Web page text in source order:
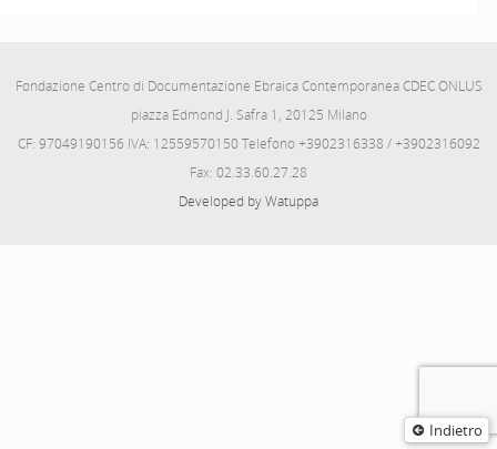
Indietro
Fondazione Centro di Documentazione Ebraica Contemporanea CDEC ONLUS
piazza Edmond J. Safra 1, 20125 Milano
CF: 97049190156 IVA: 12559570150 Telefono +3902316338 / +3902316092
Fax: 02.33.60.27.28
Developed by Watuppa